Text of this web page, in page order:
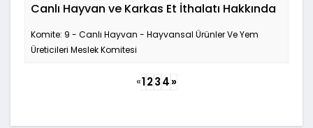
Canlı Hayvan ve Karkas Et İthalatı Hakkında
Komite: 9 - Canlı Hayvan - Hayvansal Ürünler Ve Yem
Üreticileri Meslek Komitesi
«1234»